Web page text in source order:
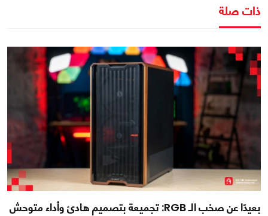
ذات صلة
بعيدًا عن صخب الـ RGB: تجميعة بتصميم هادئ وأداء متوحش